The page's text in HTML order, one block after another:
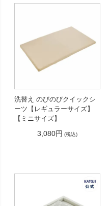
洗替え のびのびクイックシ
ーツ【レギュラーサイズ】
【ミニサイズ】
3,080円 (税込)